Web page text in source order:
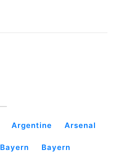
Argentine Arsenal
Bayern Bayern